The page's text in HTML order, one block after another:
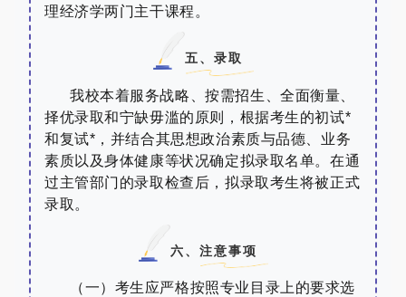
理经济学两门主干课程。
五、录取
我校本着服务战略、按需招生、全面衡量、
择优录取和宁缺毋滥的原则，根据考生的初试*
和复试*，并结合其思想政治素质与品德、业务
素质以及身体健康等状况确定拟录取名单。在通
过主管部门的录取检查后，拟录取考生将被正式
录取。
六、注意事项
（一）考生应严格按照专业目录上的要求选